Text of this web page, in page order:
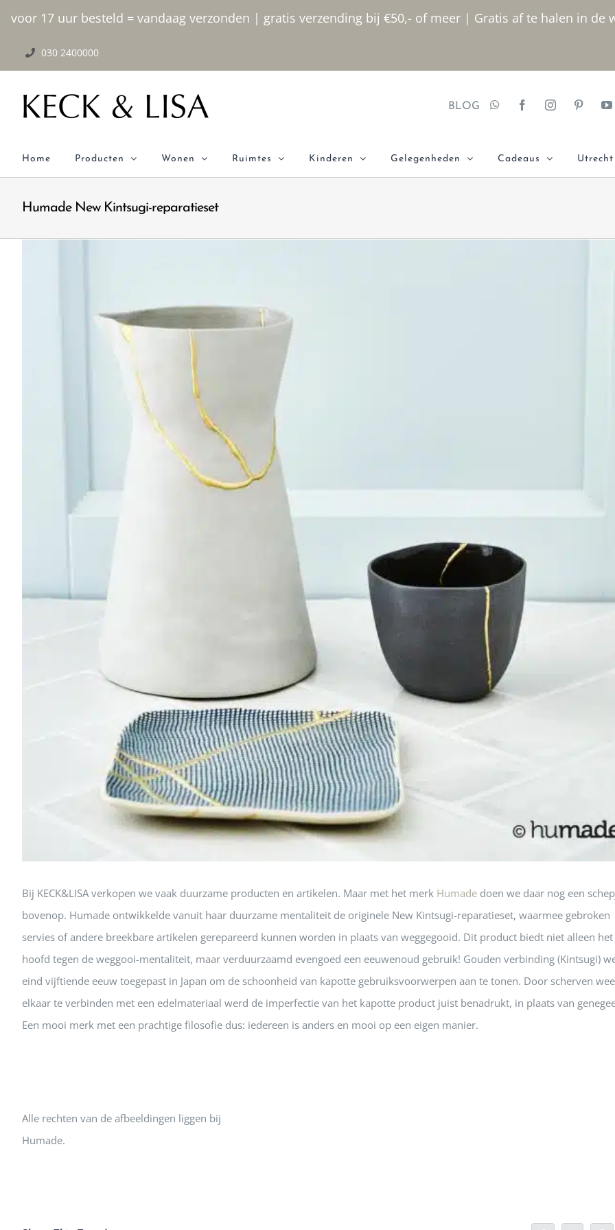
voor 17 uur besteld = vandaag verzonden | gratis verzending bij €50,- of meer | Gratis af te halen in
Ga naar inhoud
030 2400000
BLOG
Home Producten Wonen Ruimtes Kinderen Gelegenheden Cadeaus Utrecht
Humade New Kintsugi-reparatieset
Bij KECK&LISA verkopen we vaak duurzame producten en artikelen. Maar met het merk Humadedoen we daar nog een
bovenop. Humade ontwikkelde vanuit haar duurzame mentaliteit de originele New Kintsugi-reparatieset, waarmee gebroken
servies of andere breekbare artikelen gerepareerd kunnen worden in plaats van weggegooid. Dit product biedt niet alleen het
hoofd tegen de weggooi-mentaliteit, maar verduurzaamd evengoed een eeuwenoud gebruik! Gouden verbinding (Kintsugi)
eind vijftiende eeuw toegepast in Japan om de schoonheid van kapotte gebruiksvoorwerpen aan te tonen. Door scherven
elkaar te verbinden met een edelmateriaal werd de imperfectie van het kapotte product juist benadrukt, in plaats van
Een mooi merk met een prachtige filosofie dus: iedereen is anders en mooi op een eigen manier.
Alle rechten van de afbeeldingen liggen bij
Humade.